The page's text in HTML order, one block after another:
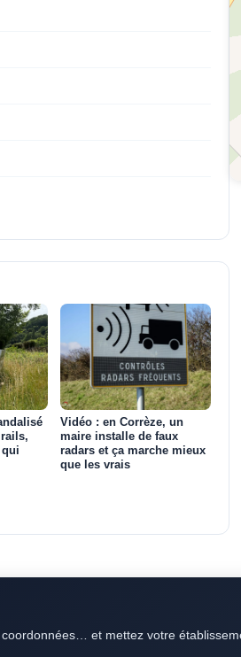
qui
Vidéo : en Corrèze, un
maire installe de faux
radars et ça marche mieux
que les vrais
et mettez votre